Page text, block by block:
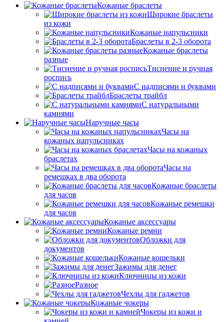
Кожаные браслеты
Широкие браслеты
из кожи
Кожаные напульсники
Браслеты в 2-3 оборота
Кожаные браслеты
разные
Тиснение и ручная
роспись
С надписями и буквами
Браслеты трайбл
С натуральными
камнями
Наручные часы
Часы на
кожаных напульсниках
Часы на кожаных
браслетах
Часы на
ремешках в два оборота
Кожаные браслеты
для часов
Кожаные ремешки
для часов
Кожаные аксессуары
Кожаные ремни
Обложки для
документов
Кожаные кошельки
Зажимы для денег
Ключницы из кожи
Разное
Чехлы для гаджетов
Кожаные чокеры
Чокеры из кожи и